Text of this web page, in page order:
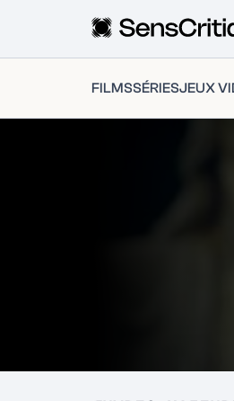
FILMSSÉRIESJEUX